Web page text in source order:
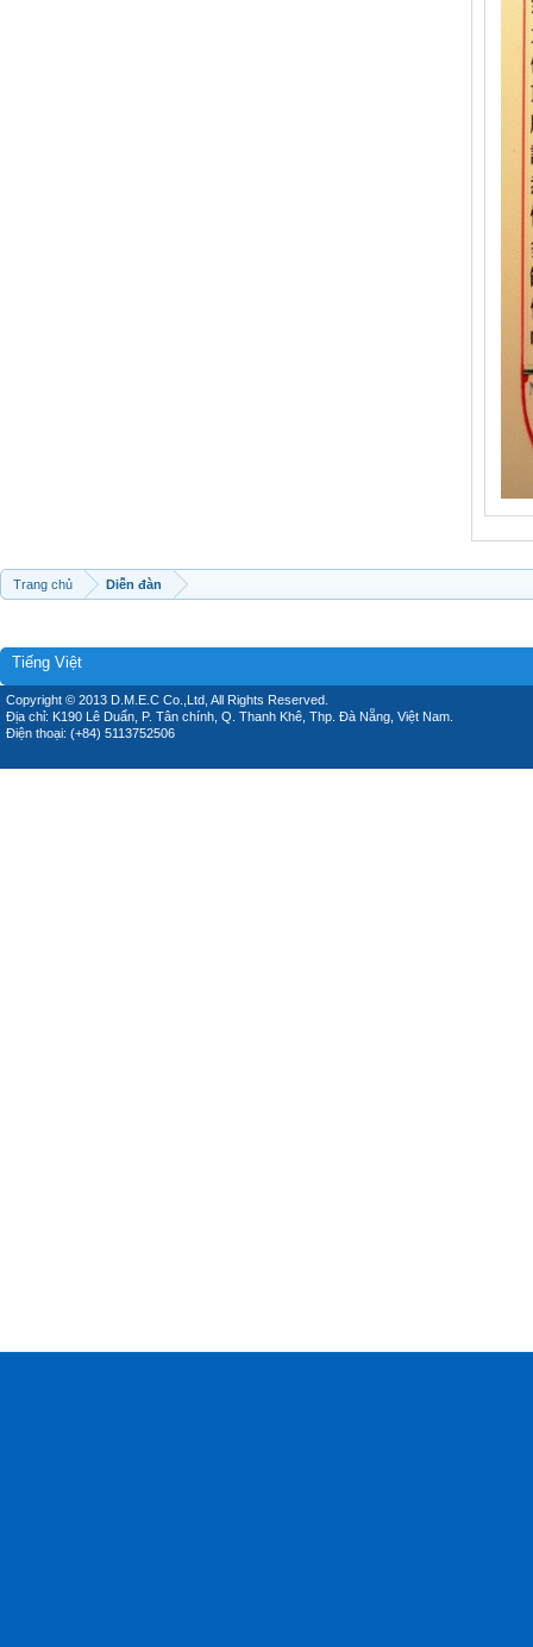
Trang chủ Diễn đàn
Tiếng Việt
Copyright © 2013 D.M.E.C Co.,Ltd, All Rights Reserved.
Địa chỉ: K190 Lê Duẩn, P. Tân chính, Q. Thanh Khê, Thp. Đà Nẵng, Việt Nam.
Điện thoại: (+84) 5113752506